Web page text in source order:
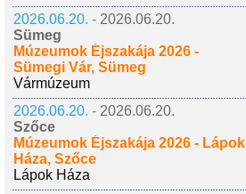
2026.06.20. - 2026.06.20.
Sümeg
Múzeumok Éjszakája 2026 -
Sümegi Vár, Sümeg
Vármúzeum
2026.06.20. - 2026.06.20.
Szőce
Múzeumok Éjszakája 2026 - Lápok
Háza, Szőce
Lápok Háza